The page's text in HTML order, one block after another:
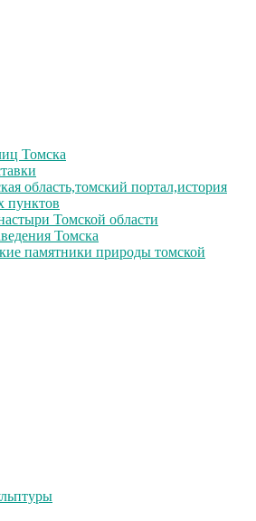
Томска
область,томский портал,история
пунктов
Томской области
Томска
памятники природы томской